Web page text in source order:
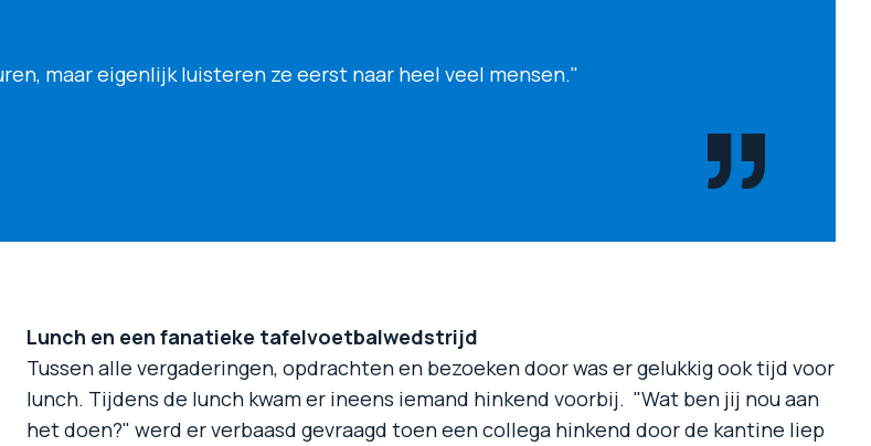
maar eigenlijk luisteren ze eerst naar heel veel mensen."
Lunch en een fanatieke tafelvoetbalwedstrijd
Tussen alle vergaderingen, opdrachten en bezoeken door was er gelukkig ook tijd voor
lunch. Tijdens de lunch kwam er ineens iemand hinkend voorbij. "Wat ben jij nou aan
het doen?" werd er verbaasd gevraagd toen een collega hinkend door de kantine liep